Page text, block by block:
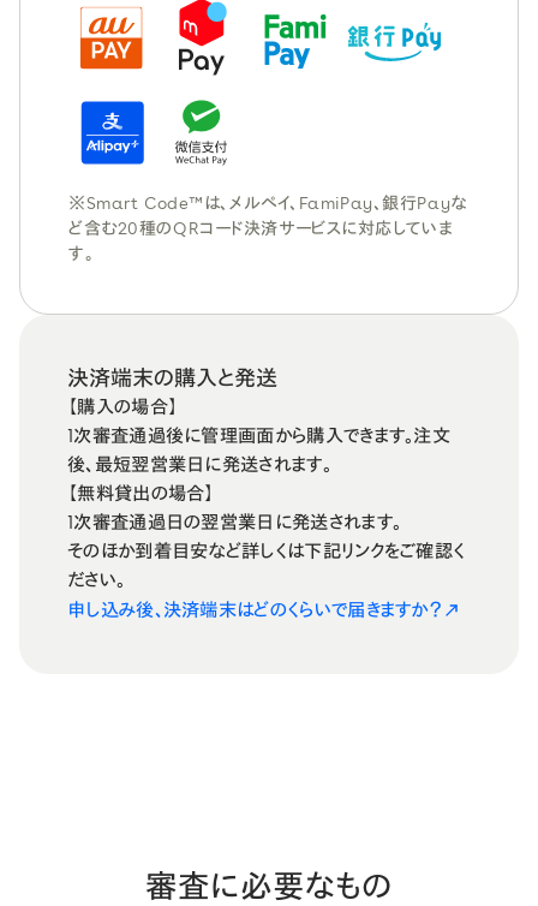
※Smart Code™は、メルペイ、FamiPay、銀行Payな
ど含む20種のQRコード決済サービスに対応していま
す。
決済端末の購入と発送
【購入の場合】
1次審査通過後に管理画面から購入できます。注文
後、最短翌営業日に発送されます。
【無料貸出の場合】
1次審査通過日の翌営業日に発送されます。
そのほか到着目安など詳しくは下記リンクをご確認く
ださい。
申し込み後、決済端末はどのくらいで届きますか？
審査に必要なもの